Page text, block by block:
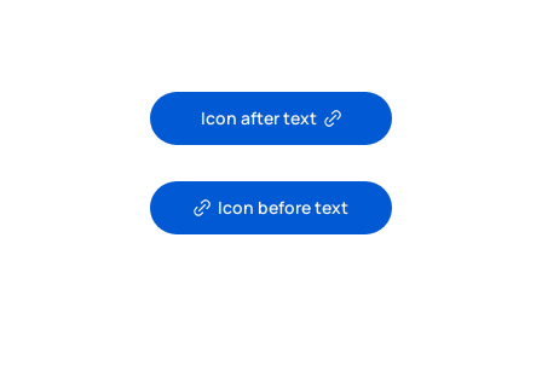
Icon after text
Icon before text